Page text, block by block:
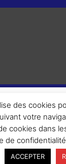
ème Round – Tous
des cookies
votre
cookies dans
de
ACCEPTER